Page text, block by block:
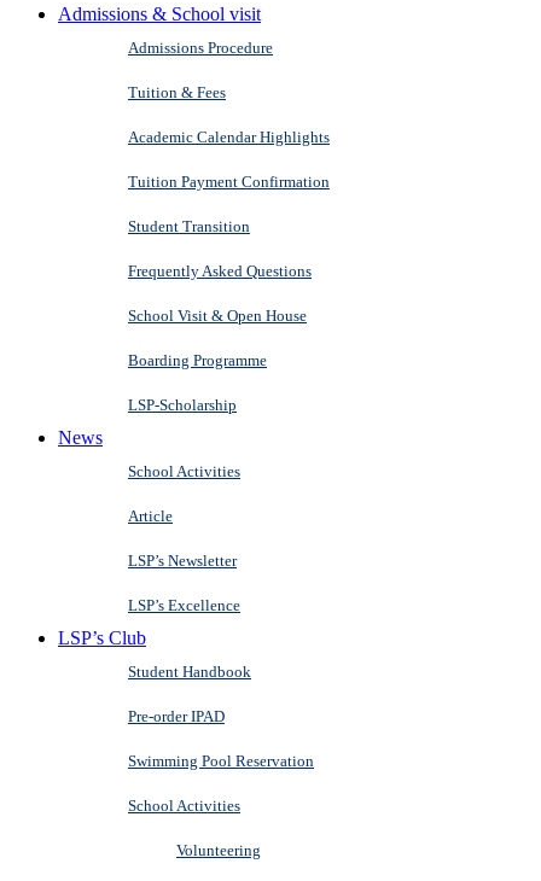
Admissions & School visit
Admissions Procedure
Tuition & Fees
Academic Calendar Highlights
Tuition Payment Confirmation
Student Transition
Frequently Asked Questions
School Visit & Open House
Boarding Programme
LSP-Scholarship
News
School Activities
Article
LSP’s Newsletter
LSP’s Excellence
LSP’s Club
Student Handbook
Pre-order IPAD
Swimming Pool Reservation
School Activities
Volunteering